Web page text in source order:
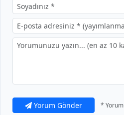
Yorum Gönder
*